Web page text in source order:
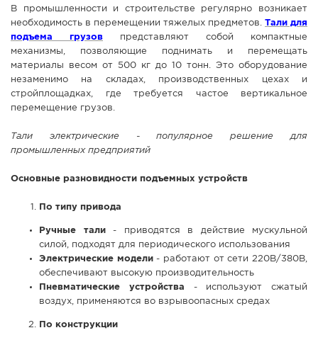
КАМЕРЫ
КОНКУРСЫ
СТАТЬИ
ГОЛОСОВАНИЯ
ФОТО
В промышленности и строительстве регулярно возникает
необходимость в перемещении тяжелых предметов. Тали для
подъема грузов представляют собой компактные
механизмы, позволяющие поднимать и перемещать
материалы весом от 500 кг до 10 тонн. Это оборудование
незаменимо на складах, производственных цехах и
стройплощадках, где требуется частое вертикальное
перемещение грузов.
Тали электрические - популярное решение для
промышленных предприятий
Основные разновидности подъемных устройств
По типу привода
Ручные тали- приводятся в действие мускульной
силой, подходят для периодического использования
Электрические модели- работают от сети 220В/380В,
обеспечивают высокую производительность
Пневматические устройства - используют сжатый
воздух, применяются во взрывоопасных средах
По конструкции